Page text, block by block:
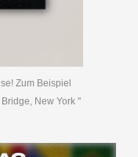
Zum Beispiel
New York "